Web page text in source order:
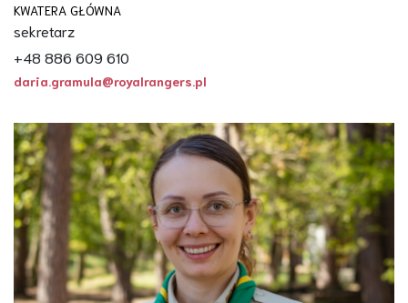
KWATERA GŁÓWNA
sekretarz
+48 886 609 610
daria.gramula@royalrangers.pl